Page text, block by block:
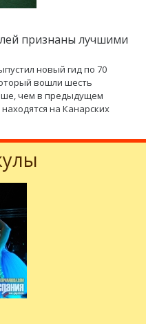
признаны лучшими
новый гид по 70
вошли шесть
чем в предыдущем
на Канарских